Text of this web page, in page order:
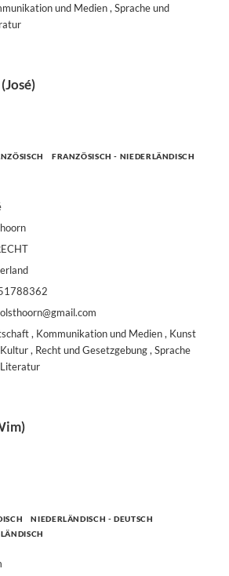
und Medien , Sprache und
FRANZÖSISCH - NIEDERLÄNDISCH
, Kommunikation und Medien , Kunst
, Recht und Gesetzgebung , Sprache
NIEDERLÄNDISCH - DEUTSCH